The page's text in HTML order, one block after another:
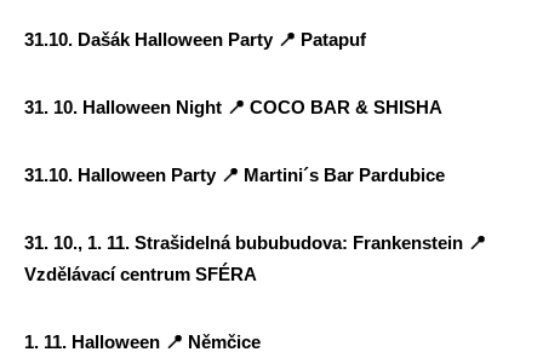
31.10. Dašák Halloween Party 📍 Patapuf
31. 10. Halloween Night 📍 COCO BAR & SHISHA
31.10. Halloween Party 📍 Martini´s Bar Pardubice
31. 10., 1. 11. Strašidelná bububudova: Frankenstein 📍
Vzdělávací centrum SFÉRA
1. 11. Halloween 📍 Němčice